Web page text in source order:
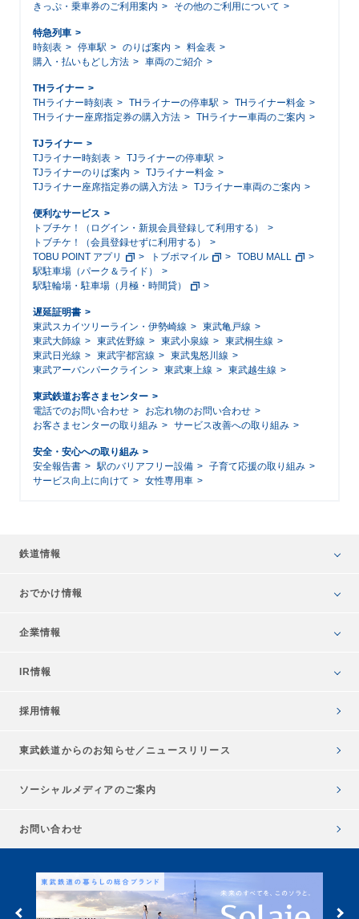
きっぷ・乗車券のご利用案内
その他のご利用について
特急列車
時刻表
停車駅 のりば案内
料金表
購入・払いもどし方法
車両のご紹介
THライナー
THライナー時刻表
THライナーの停車駅
THライナー料金
THライナー座席指定券の購入方法
THライナー車両のご案内
TJライナー
TJライナー時刻表
TJライナーの停車駅
TJライナーのりば案内
TJライナー料金
TJライナー座席指定券の購入方法
TJライナー車両のご案内
便利なサービス
トブチケ！（ログイン・新規会員登録して利用する）
トブチケ！（会員登録せずに利用する）
TOBU POINT アプリ
トブポマイル
TOBU MALL
駅駐車場（パーク＆ライド）
駅駐輪場・駐車場（月極・時間貸）
遅延証明書
東武スカイツリーライン・伊勢崎線
東武亀戸線
東武大師線
東武佐野線 東武小泉線
東武桐生線
東武日光線
東武宇都宮線
東武鬼怒川線
東武アーバンパークライン
東武東上線 東武越生線
東武鉄道お客さまセンター
電話でのお問い合わせ
お忘れ物のお問い合わせ
お客さまセンターの取り組み
サービス改善への取り組み
安全・安心への取り組み
安全報告書
駅のバリアフリー設備
子育て応援の取り組み
サービス向上に向けて
女性専用車
鉄道情報
おでかけ情報
企業情報
IR情報
採用情報
東武鉄道からのお知らせ／ ニュースリリース
ソーシャルメディアのご案内
お問い合わせ